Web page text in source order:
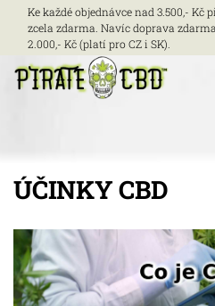
Ke každé objednávce nad 3.500,- Kč
zcela zdarma. Navíc doprava
2.000,- Kč (platí pro CZ i SK).
ÚČINKY CBD